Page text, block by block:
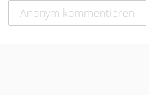
Anonym kommentieren